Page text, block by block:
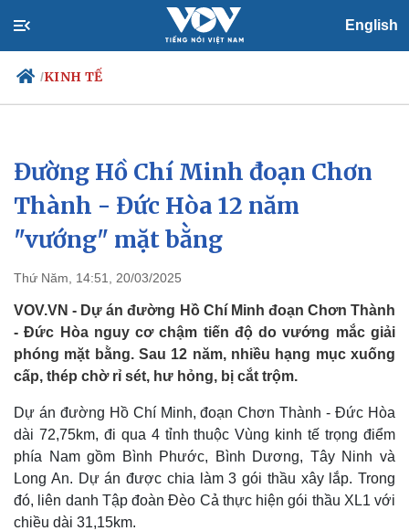
English
/KINH TẾ
Chính trị
Đảng
Tổ chức nhân sự
Quốc hội
Nhận diện sự thật
Xã hội
Tin 24h
Dự báo thời tiết
Giáo dục
Dấu ấn VOV
Đường Hồ Chí Minh đoạn Chơn
Thành - Đức Hòa 12 năm
"vướng" mặt bằng
Thứ Năm, 14:51, 20/03/2025
VOV.VN - Dự án đường Hồ Chí Minh đoạn Chơn Thành
- Đức Hòa nguy cơ chậm tiến độ do vướng mắc giải
phóng mặt bằng. Sau 12 năm, nhiều hạng mục xuống
cấp, thép chờ rỉ sét, hư hỏng, bị cắt trộm.
Dự án đường Hồ Chí Minh, đoạn Chơn Thành - Đức Hòa
dài 72,75km, đi qua 4 tỉnh thuộc Vùng kinh tế trọng điểm
phía Nam gồm Bình Phước, Bình Dương, Tây Ninh và
Long An. Dự án được chia làm 3 gói thầu xây lắp. Trong
đó, liên danh Tập đoàn Đèo Cả thực hiện gói thầu XL1 với
chiều dài 31,15km.